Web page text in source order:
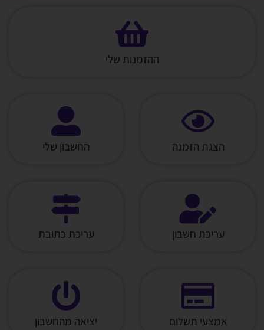
ההזמנות שלי
הצגת הזמנה החשבון שלי
עריכת חשבון עריכת כתובת
אמצעי תשלום יציאה מהחשבון